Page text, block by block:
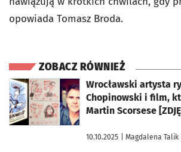
opowiada Tomasz Broda.
ZOBACZ RÓWNIEŻ
Wrocławski artysta
Chopinowski i film,
Martin Scorsese
10.10.2025 | Magdalena Talik
otworzy się w nowej karcie